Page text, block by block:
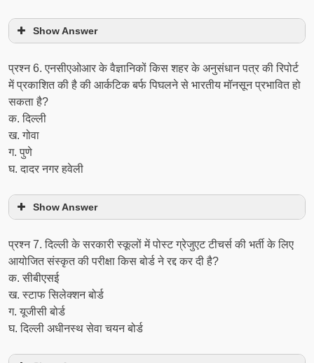
Show Answer
प्रश्‍न 6. एनसीएओआर के वैज्ञानिकों किस शहर के अनुसंधान पत्र की रिपोर्ट
में प्रकाशित की है की आर्कटिक बर्फ पिघलने से भारतीय मॉनसून प्रभावित हो
सकता है?
क. दिल्ली
ख. गोवा
ग. पुणे
घ. दादर नगर हवेली
Show Answer
प्रश्‍न 7. दिल्‍ली के सरकारी स्‍कूलों में पोस्‍ट ग्रेजुएट टीचर्स की भर्ती के लिए
आयोजित संस्‍कृत की परीक्षा किस बोर्ड ने रद्द कर दी है?
क. सीबीएसई
ख. स्टाफ सिलेक्शन बोर्ड
ग. यूजीसी बोर्ड
घ. दिल्‍ली अधीनस्‍थ सेवा चयन बोर्ड